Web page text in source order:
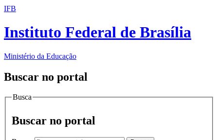
IFB
Instituto Federal de Brasília
Ministério da Educação
Buscar no portal
Busca
Buscar no portal